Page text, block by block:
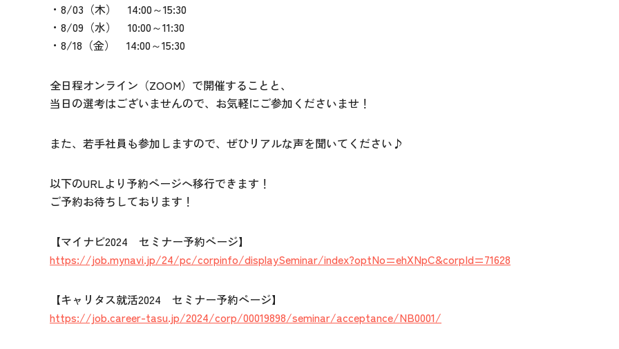
・8/03（木） 14:00～15:30
・8/09（水） 10:00～11:30
・8/18（金） 14:00～15:30
全日程オンライン（ZOOM）で開催することと、
当日の選考はございませんので、お気軽にご参加くださいませ！
また、若手社員も参加しますので、ぜひリアルな声を聞いてください♪
以下のURLより予約ページへ移行できます！
ご予約お待ちしております！
【マイナビ2024 セミナー予約ページ】
https://job.mynavi.jp/24/pc/corpinfo/displaySeminar/index?optNo=ehXNpC&corpId=71628
【キャリタス就活2024 セミナー予約ページ】
https://job.career-tasu.jp/2024/corp/00019898/seminar/acceptance/NB0001/